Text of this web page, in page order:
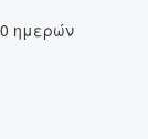
ημερών